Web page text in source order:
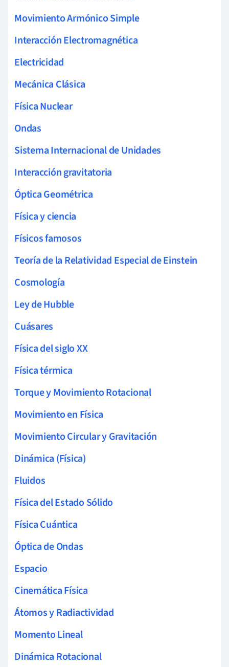
Movimiento Armónico Simple
Interacción Electromagnética
Electricidad
Mecánica Clásica
Física Nuclear
Ondas
Sistema Internacional de Unidades
Interacción gravitatoria
Óptica Geométrica
Física y ciencia
Físicos famosos
Teoría de la Relatividad Especial de Einstein
Cosmología
Ley de Hubble
Cuásares
Física del siglo XX
Física térmica
Torque y Movimiento Rotacional
Movimiento en Física
Movimiento Circular y Gravitación
Dinámica (Física)
Fluidos
Física del Estado Sólido
Física Cuántica
Óptica de Ondas
Espacio
Cinemática Física
Átomos y Radiactividad
Momento Lineal
Dinámica Rotacional